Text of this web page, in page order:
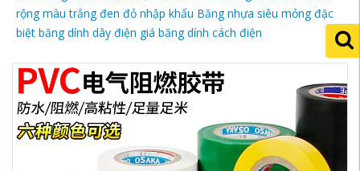
rộng màu trắng đen đỏ nhập khẩu Băng nhựa siêu mỏng đặc
biệt băng dính dây điện giá băng dính cách điện